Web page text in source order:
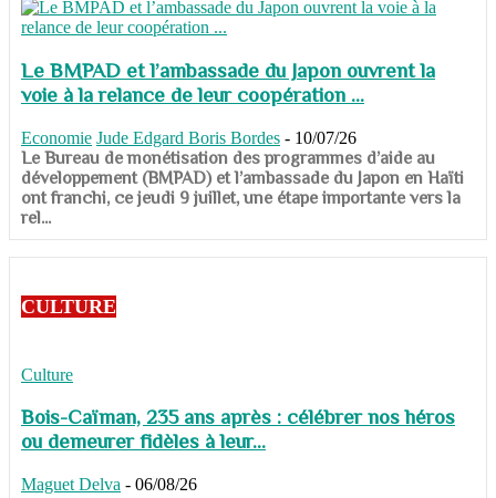
Le BMPAD et l’ambassade du Japon ouvrent la
voie à la relance de leur coopération ...
Economie Jude Edgard Boris Bordes - 10/07/26
​​​​​​​Le Bureau de monétisation des programmes d’aide au
développement (BMPAD) et l’ambassade du Japon en Haïti
ont franchi, ce jeudi 9 juillet, une étape importante vers la
rel...
CULTURE
Culture
Bois-Caïman, 235 ans après : célébrer nos héros
ou demeurer fidèles à leur...
Maguet Delva - 06/08/26